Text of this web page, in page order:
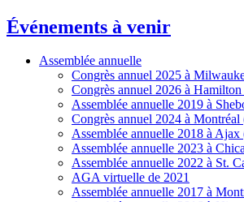
Événements à venir
Assemblée annuelle
Congrès annuel 2025 à
Congrès annuel 2026 à
Assemblée annuelle 2019 à
Congrès annuel 2024 à
Assemblée annuelle 2018 à
Assemblée annuelle 2023 à
Assemblée annuelle 2022 à St.
AGA virtuelle de 2021
Assemblée annuelle 2017 à